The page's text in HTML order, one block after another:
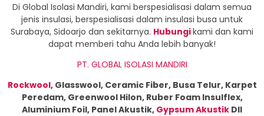
Di Global Isolasi Mandiri, kami berspesialisasi dalam semua
jenis insulasi, berspesialisasi dalam insulasi busa untuk
Surabaya, Sidoarjo dan sekitarnya. Hubungikami dan kami
dapat memberi tahu Anda lebih banyak!
PT. GLOBAL ISOLASI MANDIRI
Rockwool, Glasswool, Ceramic Fiber, Busa Telur, Karpet
Peredam, Greenwool Hilon, Ruber Foam Insulflex,
Aluminium Foil, Panel Akustik, Gypsum Akustik Dll